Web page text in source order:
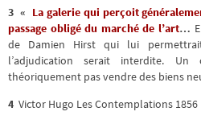
3 « La galerie qui perçoit
passage obligé du marché de l’art…
de Damien Hirst qui lui
l’adjudication serait interdite. Un
théoriquement pas vendre des biens
4 Victor Hugo Les Contemplations 1856